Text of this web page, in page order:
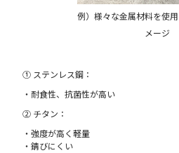
例）様々な金属材料を使
メージ
① ステンレス鋼：
・耐食性、抗菌性が高い
② チタン：
・強度が高く軽量
・錆びにくい